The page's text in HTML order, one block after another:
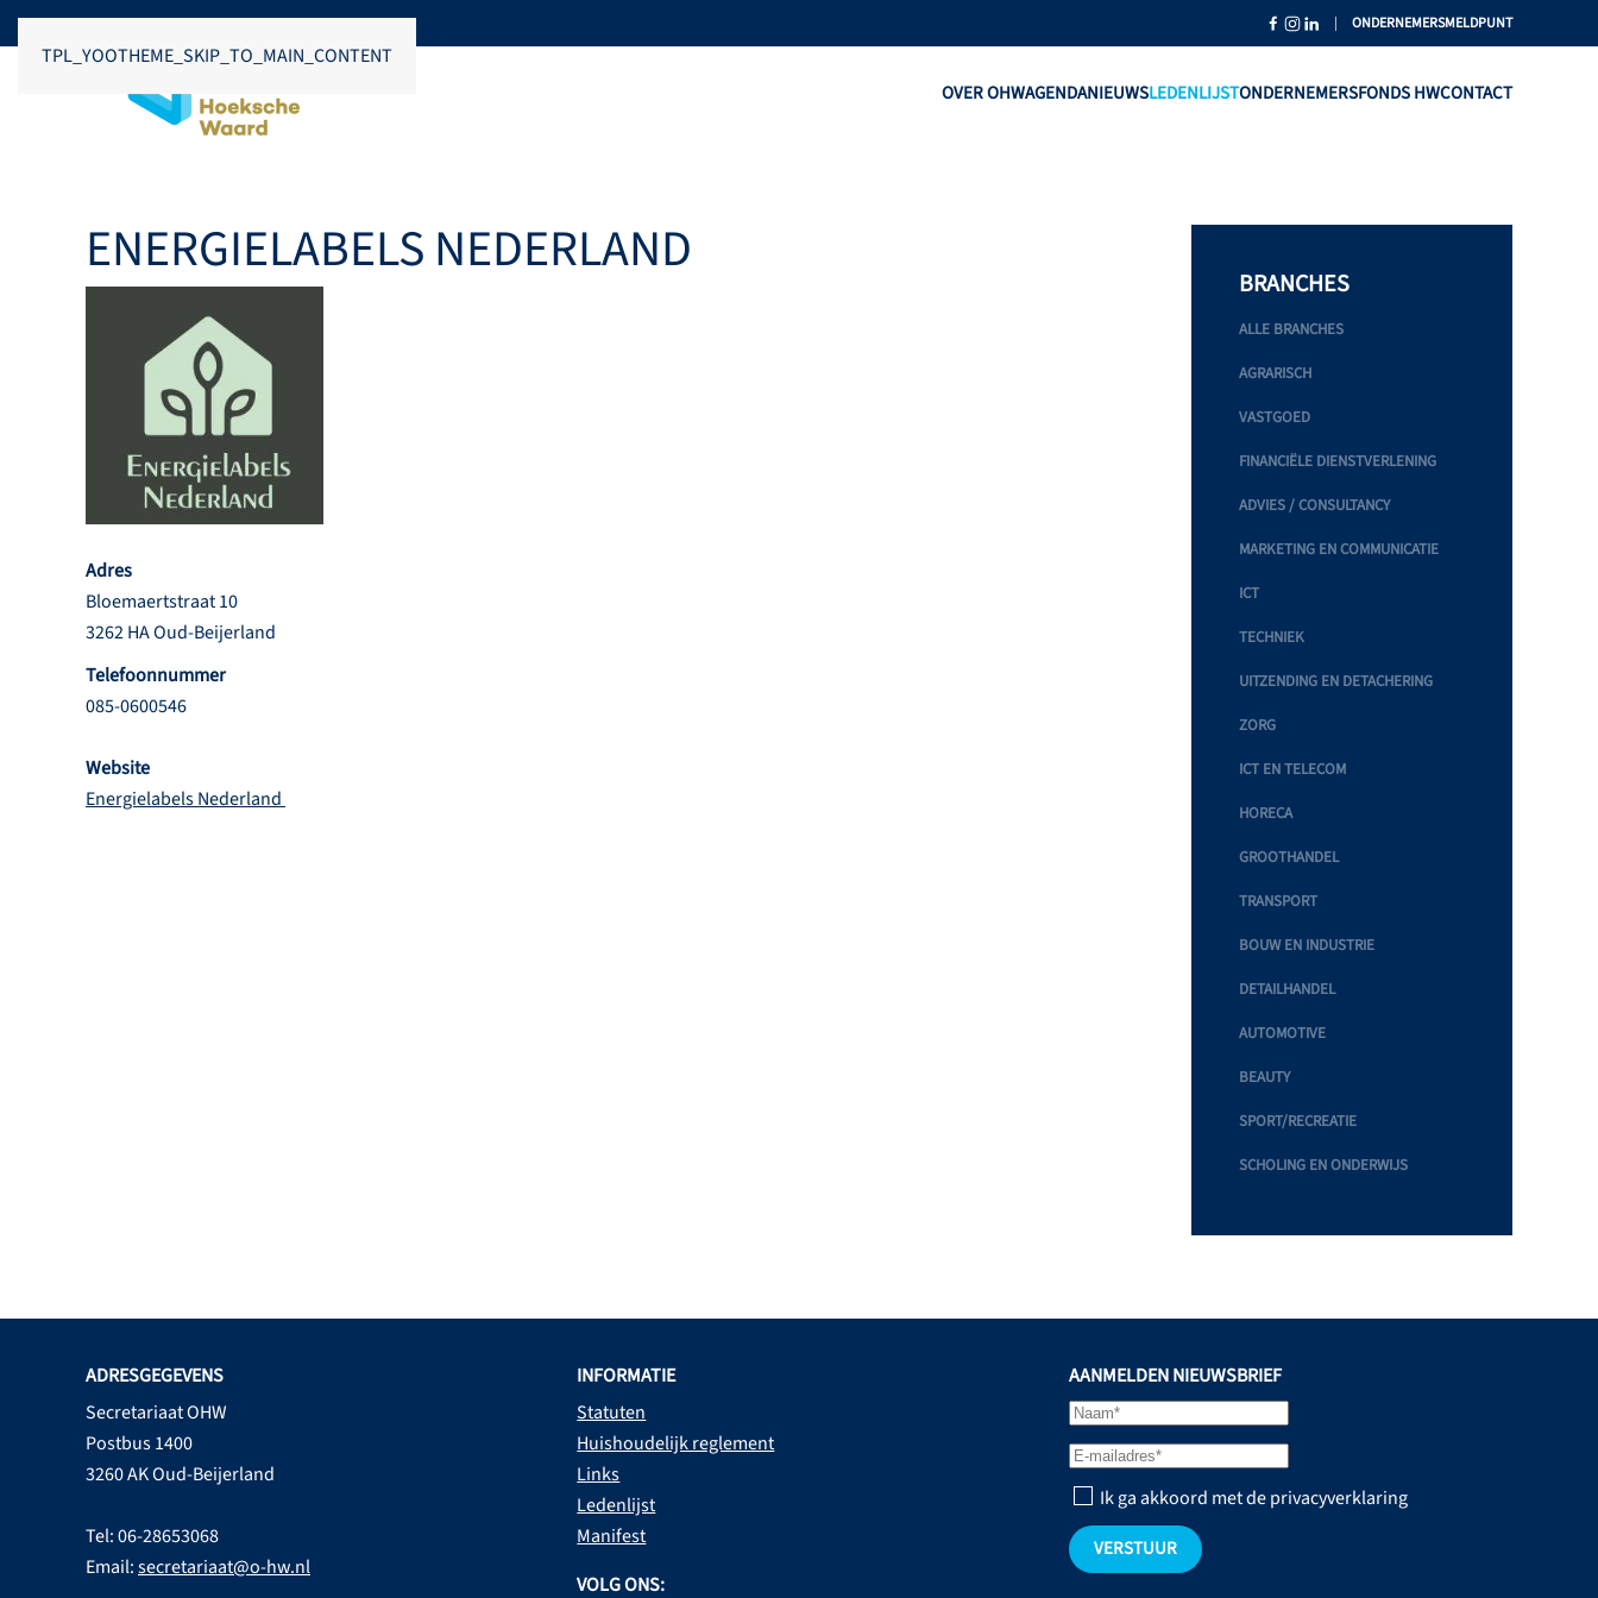
TPL_YOOTHEME_SKIP_TO_MAIN_CONTENT
| ONDERNEMERSMELDPUNT
OVER OHWAGENDANIEUWSLEDENLIJSTONDERNEMERSFONDS HWCONTACT
ENERGIELABELS NEDERLAND
Adres
Bloemaertstraat 10
3262 HA Oud-Beijerland
Telefoonnummer
085-0600546
Website
Energielabels Nederland
BRANCHES
ALLE BRANCHES
AGRARISCH
VASTGOED
FINANCIËLE DIENSTVERLENING
ADVIES / CONSULTANCY
MARKETING EN COMMUNICATIE
ICT
TECHNIEK
UITZENDING EN DETACHERING
ZORG
ICT EN TELECOM
HORECA
GROOTHANDEL
TRANSPORT
BOUW EN INDUSTRIE
DETAILHANDEL
AUTOMOTIVE
BEAUTY
SPORT/RECREATIE
SCHOLING EN ONDERWIJS
ADRESGEGEVENS
Secretariaat OHW
Postbus 1400
3260 AK Oud-Beijerland
Tel: 06-28653068
Email:secretariaat@o-hw.nl
INFORMATIE
Statuten
Huishoudelijk reglement
Links
Ledenlijst
Manifest
VOLG ONS:
AANMELDEN NIEUWSBRIEF
Ik ga akkoord met de privacyverklaring
VERSTUUR